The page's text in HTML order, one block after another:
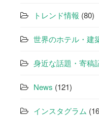
トレンド情報 (80)
世界のホテル・建
身近な話題・寄稿
News (121)
インスタグラム